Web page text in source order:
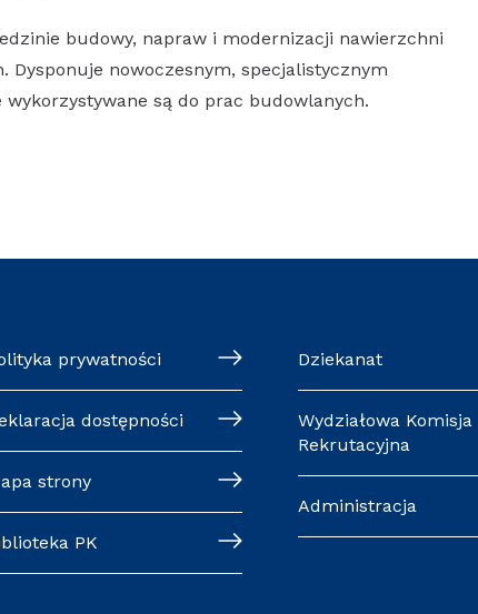
budowy, napraw i modernizacji nawierzchni
Dysponuje nowoczesnym, specjalistycznym
są do prac budowlanych.
prywatności
dostępności
strony
PK
Dziekanat
Wydziałowa Komisja
Rekrutacyjna
Administracja